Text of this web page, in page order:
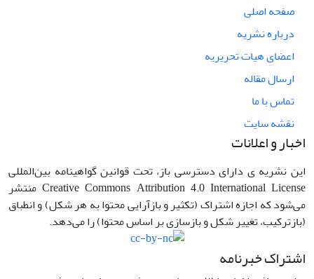
صفحه اصلی
درباره نشریه
اعضای هیات تحریریه
ارسال مقاله
تماس با ما
نقشه سایت
اخبار و اعلانات
این نشریه ی دارای دسترسی باز، تحت قوانین گواهینامه بین‌المللی
Creative Commons Attribution 4.0 International License منتشر
می‌شود که اجازه اشتراک (تکثیر و بازآرایی محتوا به هر شکل) و انطباق
(بازترکیب، تغییر شکل و بازسازی بر اساس محتوا) را می‌دهد.
اشتراک خبرنامه